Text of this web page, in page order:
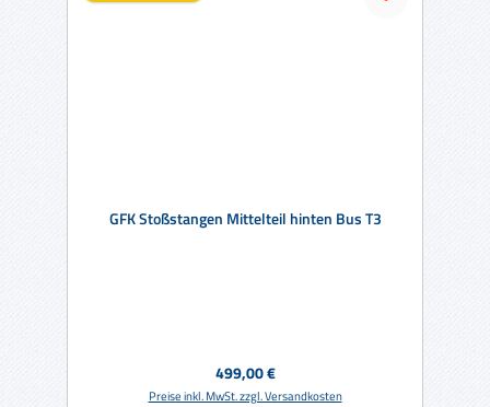
GFK Stoßstangen Mittelteil hinten Bus T3
Regulärer Preis:
499,00 €
Preise inkl. MwSt. zzgl. Versandkosten